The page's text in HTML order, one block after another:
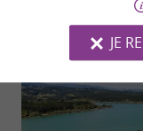
NOUS
JE